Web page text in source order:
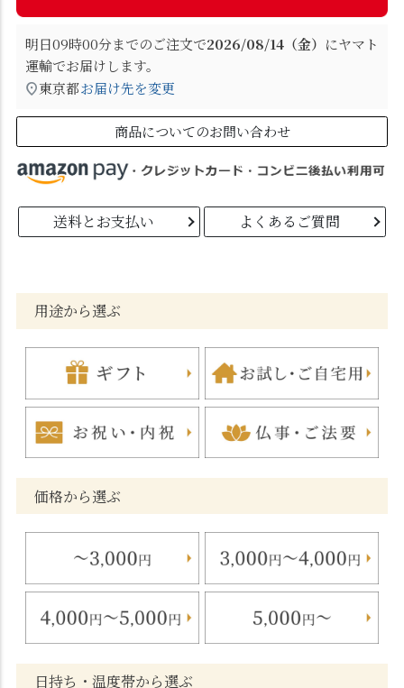
明日09時00分までのご注文で2026/08/14（金） にヤマト
運輸でお届けします。
東京都お届け先を変更
商品についてのお問い合わせ
送料とお支払い よくあるご質問
用途から選ぶ
価格から選ぶ
日持ち・温度帯から選ぶ